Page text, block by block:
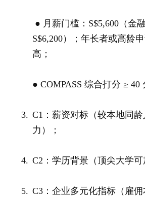
● 月薪门槛：S$5,600（金
S$6,200）；年长者或高龄
高；
● COMPASS 综合打分 ≥ 40
C1：薪资对标（较本地同
力）；
C2：学历背景（顶尖大学可
C3：企业多元化指标（雇